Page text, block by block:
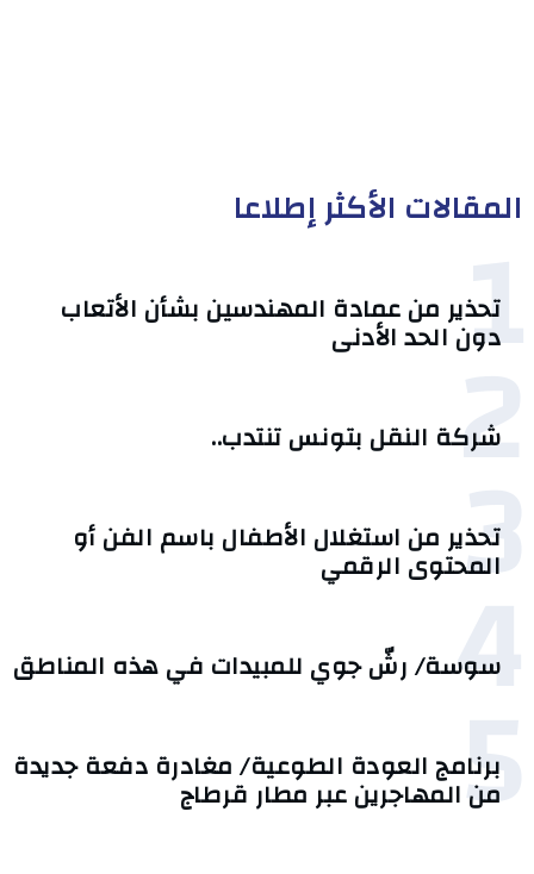
المقالات الأكثر إطلاعا
1
تحذير من عمادة المهندسين بشأن الأتعاب
دون الحد الأدنى
2
شركة النقل بتونس تنتدب..
3
تحذير من استغلال الأطفال باسم الفن أو
المحتوى الرقمي
4
سوسة/ رشّ جوي للمبيدات في هذه المناطق
5
برنامج العودة الطوعية/ مغادرة دفعة جديدة
من المهاجرين عبر مطار قرطاج